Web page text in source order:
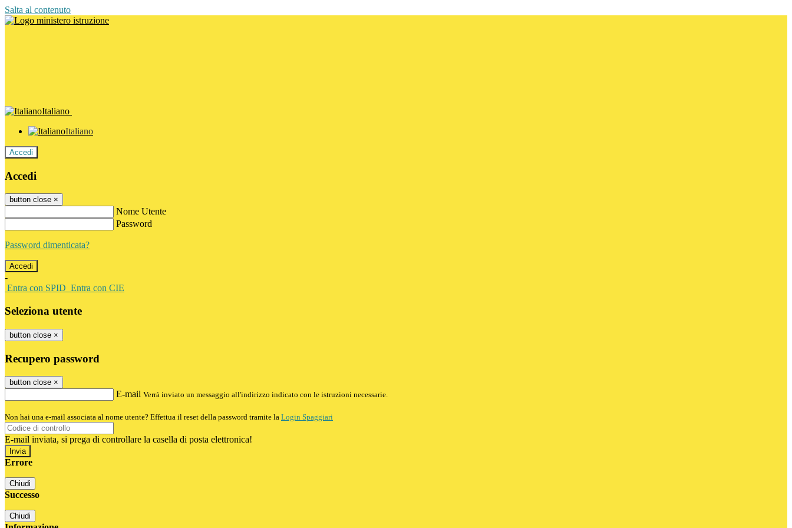
Salta al contenuto
Italiano
Italiano
Accedi
Accedi
button close ×
Nome Utente
Password
Password dimenticata?
-
Entra con SPID Entra con CIE
Seleziona utente
button close ×
Recupero password
button close ×
E-mail Verrà inviato un messaggio all'indirizzo indicato con le istruzioni necessarie.
Non hai una e-mail associata al nome utente? Effettua il reset della password tramite la Login Spaggiari
E-mail inviata, si prega di controllare la casella di posta elettronica!
Errore
Chiudi
Successo
Chiudi